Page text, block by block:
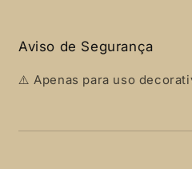
Aviso de Segurança
⚠️ Apenas para uso